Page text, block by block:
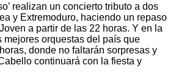
realizan un concierto tributo a dos
y Extremoduro, haciendo un repaso
a partir de las 22 horas. Y en la
mejores orquestas del país que
donde no faltarán sorpresas y
continuará con la fiesta y